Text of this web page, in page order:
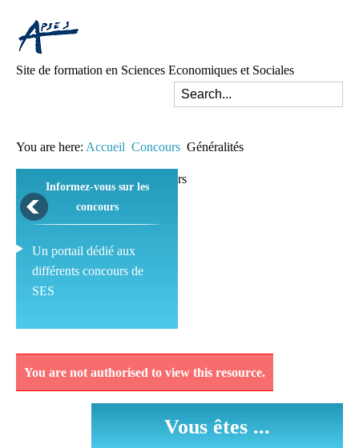
Site de formation en Sciences Economiques et Sociales
You are here: Accueil Concours Généralités
Informez-vous sur les
concours
Un portail dédié aux
différents concours de
SES
Découvrez et analysez
You are not authorised to view this resource.
Vous êtes ...